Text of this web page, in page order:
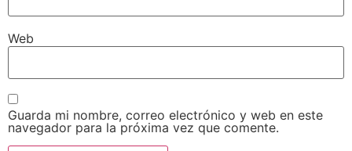
Web
Guarda mi nombre, correo electrónico y web en este
navegador para la próxima vez que comente.